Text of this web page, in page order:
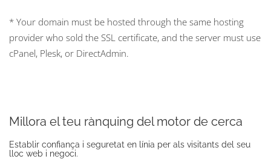
* Your domain must be hosted through the same hosting
provider who sold the SSL certificate, and the server must use
cPanel, Plesk, or DirectAdmin.
Millora el teu rànquing del motor de cerca
Establir confiança i seguretat en línia per als visitants del seu
lloc web i negoci.